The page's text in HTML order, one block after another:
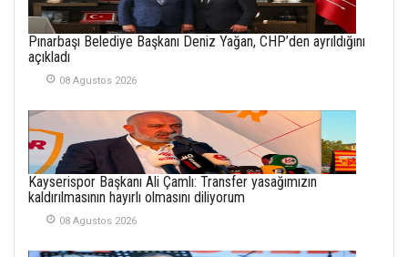
METİN ERTEM
YENİ HİCRİ YIL VE
SEMRA ŞAHİN
KENDİNE UYANMAK
30 Temmuz 2026
İlgi Alanlarımız ve Biz
Pınarbaşı Belediye Başkanı Deniz Yağan, CHP’den ayrıldığını
açıkladı
08 Agustos 2026
Kayserispor Başkanı Ali Çamlı: Transfer yasağımızın
kaldırılmasının hayırlı olmasını diliyorum
08 Agustos 2026